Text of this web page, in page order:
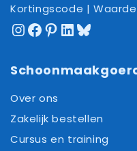
Kortingscode |
Instagram
Facebook
Pinterest
LinkedIn
Bluesky
Over ons
Zakelijk bestellen
Cursus en training